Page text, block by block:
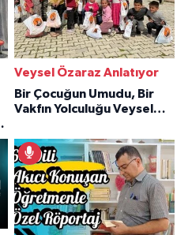
Veysel Özaraz Anlatıyor
Bir Çocuğun Umudu, Bir
Vakfın Yolculuğu Veysel